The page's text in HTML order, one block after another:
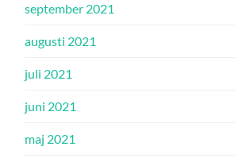
september 2021
augusti 2021
juli 2021
juni 2021
maj 2021